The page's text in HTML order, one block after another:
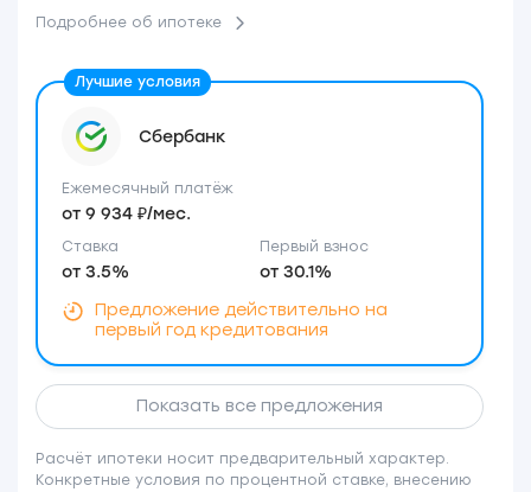
Подробнее об ипотеке
Сбербанк
Ставка
от 3.5%
Первый взнос
от 30.1%
Ежемесячный платёж
от 9 934 ₽/мес.
Предложение действительно на
первый год кредитования
Показать все предложения
Расчёт ипотеки носит предварительный характер.
Конкретные условия по процентной ставке, внесению